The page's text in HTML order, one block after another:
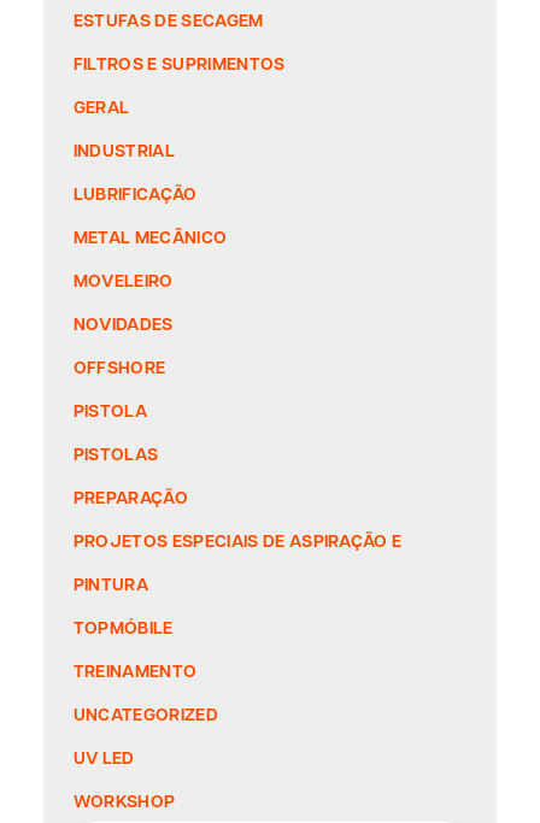
ESTUFAS DE SECAGEM
FILTROS E SUPRIMENTOS
GERAL
INDUSTRIAL
LUBRIFICAÇÃO
METAL MECÂNICO
MOVELEIRO
NOVIDADES
OFFSHORE
PISTOLA
PISTOLAS
PREPARAÇÃO
PROJETOS ESPECIAIS DE ASPIRAÇÃO E
PINTURA
TOPMÓBILE
TREINAMENTO
UNCATEGORIZED
UV LED
WORKSHOP